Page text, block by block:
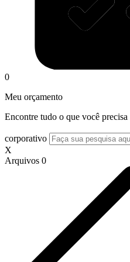
0
Meu orçamento
Encontre tudo o que você
corporativo
X
Arquivos 0